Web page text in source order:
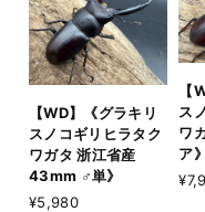
【WD】《グラキリ
スノコギリヒラタク
ワガタ 浙江省産
43mm ♂単》
¥5,980
【
ス
ワ
ア》